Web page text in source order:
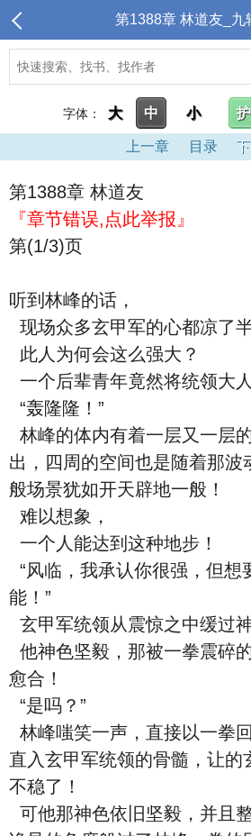
第1388章 林道友_九
字体： 大 中 小
上一章 目录
第1388章 林道友
『章节错误,点此举报』
第(1/3)页
听到林峰的话，
现场众多玄甲军的心都凉了半
此人为何会这么强大？
一个后辈青年竟然将统领大
“轰隆隆！”
林峰的体内有着一层又一层
出，四周的空间也是随着那波
般场景犹如开天辟地一般！
难以想象，
一个人能达到这种地步！
“风临，我承认你很强，但想
能！”
玄甲军统领从震惊之中缓过
他神色坚毅，那被一拳震碎
愈合！
“是吗？”
林峰嗤笑一声，直接以一拳
直入玄甲军统领的骨髓，让的
不稳了！
可他那神色依旧坚毅，并且